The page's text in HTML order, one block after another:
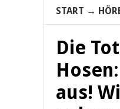
START →
Die
aus!